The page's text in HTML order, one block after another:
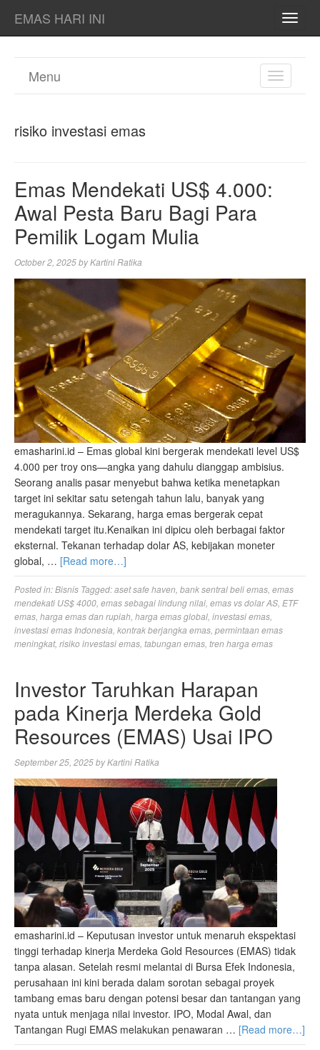
EMAS HARI INI
TOGGLE
Menu
risiko investasi emas
Emas Mendekati US$ 4.000:
Awal Pesta Baru Bagi Para
Pemilik Logam Mulia
October 2, 2025byKartini Ratika
emasharini.id – Emas global kini bergerak mendekati level US$
4.000 per troy ons—angka yang dahulu dianggap ambisius.
Seorang analis pasar menyebut bahwa ketika menetapkan
target ini sekitar satu setengah tahun lalu, banyak yang
meragukannya. Sekarang, harga emas bergerak cepat
mendekati target itu.Kenaikan ini dipicu oleh berbagai faktor
eksternal. Tekanan terhadap dolar AS, kebijakan moneter
global, … [Read more…]
Posted in:Bisnis Tagged:aset safe haven bank sentral beli emas emas
mendekati US$ 4000 emas sebagai lindung nilai emas vs dolar AS ETF
emas harga emas dan rupiah harga emas global investasi emas
investasi emas Indonesia kontrak berjangka emas permintaan emas
meningkat, risiko investasi emas tabungan emas tren harga emas
Investor Taruhkan Harapan
pada Kinerja Merdeka Gold
Resources (EMAS) Usai IPO
September 25, 2025byKartini Ratika
emasharini.id – Keputusan investor untuk menaruh ekspektasi
tinggi terhadap kinerja Merdeka Gold Resources (EMAS) tidak
tanpa alasan. Setelah resmi melantai di Bursa Efek Indonesia,
perusahaan ini kini berada dalam sorotan sebagai proyek
tambang emas baru dengan potensi besar dan tantangan yang
nyata untuk menjaga nilai investor. IPO, Modal Awal, dan
Tantangan Rugi EMAS melakukan penawaran … [Read more…]